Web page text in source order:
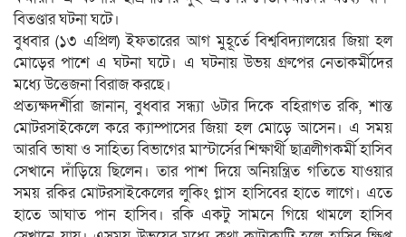
বিতণ্ডার ঘটনা ঘটে।
বুধবার (১৩ এপ্রিল) ইফতারের আগ মুহূর্তে বিশ্ববিদ্যালয়ের জিয়া হল
মোড়ের পাশে এ ঘটনা ঘটে। এ ঘটনায় উভয় গ্রুপের নেতাকর্মীদের
মধ্যে উত্তেজনা বিরাজ করছে।
প্রত্যক্ষদর্শীরা জানান, বুধবার সন্ধ্যা ৬টার দিকে বহিরাগত রকি, শান্ত
মোটরসাইকেলে করে ক্যাম্পাসের জিয়া হল মোড়ে আসেন। এ সময়
আরবি ভাষা ও সাহিত্য বিভাগের মাস্টার্সের শিক্ষার্থী ছাত্রলীগকর্মী হাসিব
সেখানে দাঁড়িয়ে ছিলেন। তার পাশ দিয়ে অনিয়ন্ত্রিত গতিতে যাওয়ার
সময় রকির মোটরসাইকেলের লুকিং গ্লাস হাসিবের হাতে লাগে। এতে
হাতে আঘাত পান হাসিব। রকি একটু সামনে গিয়ে থামলে হাসিব